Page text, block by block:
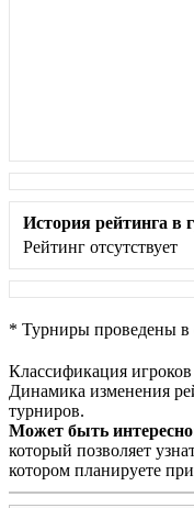
История рейтинга
Рейтинг отсутствует
* Турниры проведены в
Классификация
Динамика изменения
турниров.
Может быть
который позволяет
котором планируете